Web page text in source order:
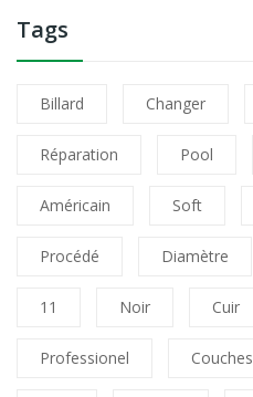
Tags
Billard Changer
Réparation Pool
Américain Soft
Procédé Diamètre
11 Noir Cuir
Professionel Couches